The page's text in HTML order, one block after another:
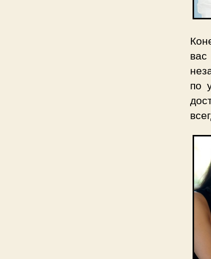
по